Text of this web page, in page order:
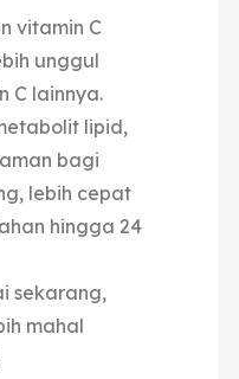
vitamin C
unggul
C lainnya.
lipid,
bagi
lebih cepat
hingga 24
sekarang,
mahal